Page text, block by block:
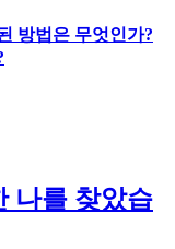
방법은 무엇인가?
나를 찾았습